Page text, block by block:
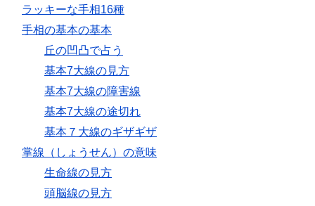
ラッキーな手相16種
手相の基本の基本
丘の凹凸で占う
基本7大線の見方
基本7大線の障害線
基本7大線の途切れ
基本７大線のギザギザ
掌線（しょうせん）の意味
生命線の見方
頭脳線の見方